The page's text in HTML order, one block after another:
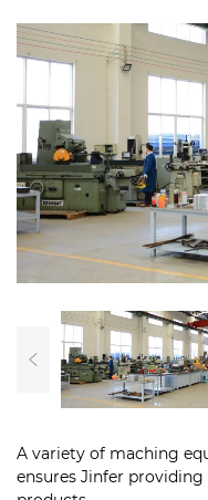
A variety of maching
ensures Jinfer